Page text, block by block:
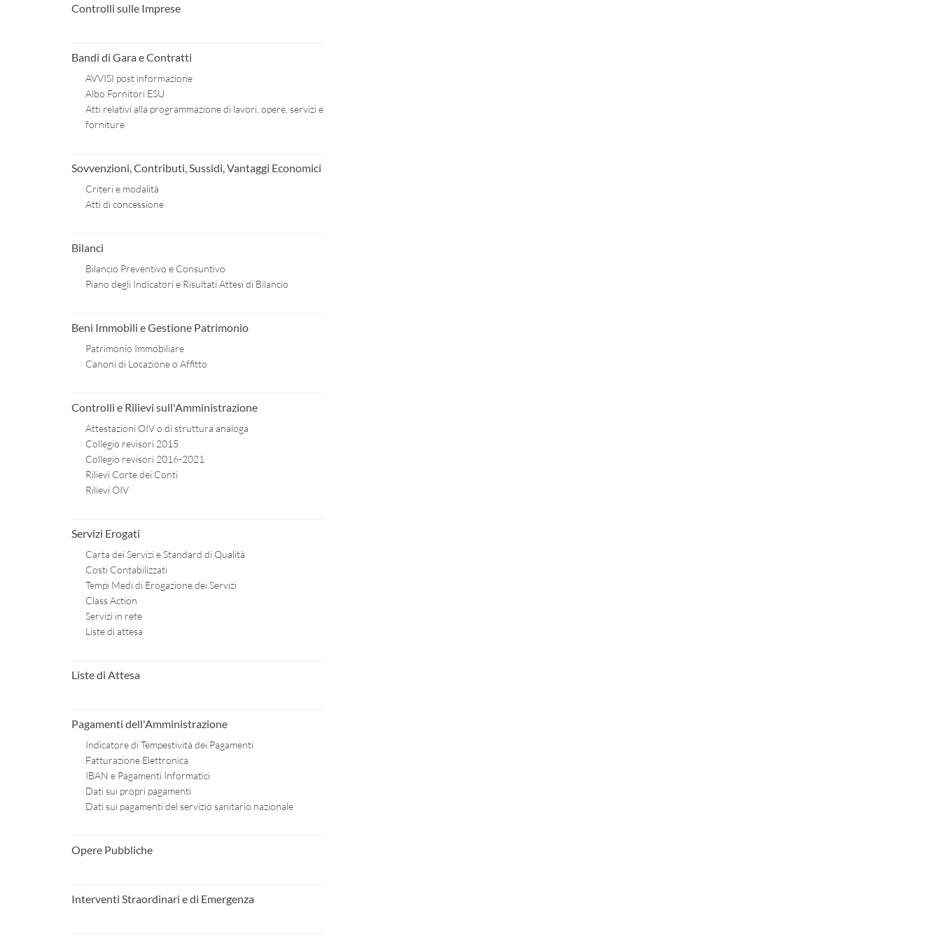
Controlli sulle Imprese
Bandi di Gara e Contratti
AVVISI post informazione
Albo Fornitori ESU
Atti relativi alla programmazione di lavori, opere, servizi e
forniture
Sovvenzioni, Contributi, Sussidi, Vantaggi Economici
Criteri e modalità
Atti di concessione
Bilanci
Bilancio Preventivo e Consuntivo
Piano degli Indicatori e Risultati Attesi di Bilancio
Beni Immobili e Gestione Patrimonio
Patrimonio Immobiliare
Canoni di Locazione o Affitto
Controlli e Rilievi sull'Amministrazione
Attestazioni OIV o di struttura analoga
Collegio revisori 2015
Collegio revisori 2016-2021
Rilievi Corte dei Conti
Rilievi OIV
Servizi Erogati
Carta dei Servizi e Standard di Qualità
Costi Contabilizzati
Tempi Medi di Erogazione dei Servizi
Class Action
Servizi in rete
Liste di attesa
Liste di Attesa
Pagamenti dell'Amministrazione
Indicatore di Tempestività dei Pagamenti
Fatturazione Elettronica
IBAN e Pagamenti Informatici
Dati sui propri pagamenti
Dati sui pagamenti del servizio sanitario nazionale
Opere Pubbliche
Interventi Straordinari e di Emergenza